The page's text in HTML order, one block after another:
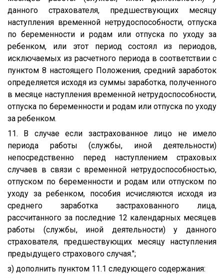
данного страхователя, предшествующих месяцу
наступления временной нетрудоспособности, отпуска
по беременности и родам или отпуска по уходу за
ребенком, или этот период состоял из периодов,
исключаемых из расчетного периода в соответствии с
пунктом 8 настоящего Положения, средний заработок
определяется исходя из суммы заработка, полученного
в месяце наступления временной нетрудоспособности,
отпуска по беременности и родам или отпуска по уходу
за ребенком.
11. В случае если застрахованное лицо не имело
периода работы (службы, иной деятельности)
непосредственно перед наступлением страховых
случаев в связи с временной нетрудоспособностью,
отпуском по беременности и родам или отпуском по
уходу за ребенком, пособия исчисляются исходя из
среднего заработка застрахованного лица,
рассчитанного за последние 12 календарных месяцев
работы (службы, иной деятельности) у данного
страхователя, предшествующих месяцу наступления
предыдущего страхового случая.";
з) дополнить пунктом 11.1 следующего содержания: